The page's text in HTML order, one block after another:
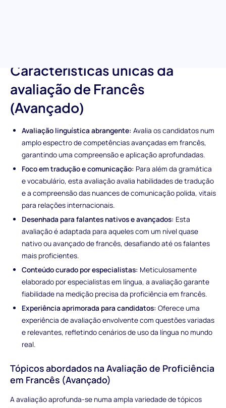
Características únicas da
avaliação de Francês
(Avançado)
Avaliação linguística abrangente: Avalia os candidatos num
amplo espectro de competências avançadas em francês,
garantindo uma compreensão e aplicação aprofundadas.
Foco em tradução e comunicação: Para além da gramática
e vocabulário, esta avaliação avalia habilidades de tradução
e a compreensão das nuances de comunicação polida, vitais
para relações internacionais.
Desenhada para falantes nativos e avançados: Esta
avaliação é adaptada para aqueles com um nível quase
nativo ou avançado de francês, desafiando até os falantes
mais proficientes.
Conteúdo curado por especialistas: Meticulosamente
elaborado por especialistas em língua, a avaliação garante
fiabilidade na medição precisa da proficiência em francês.
Experiência aprimorada para candidatos: Oferece uma
experiência de avaliação envolvente com questões variadas
e relevantes, refletindo cenários de uso da língua no mundo
real.
Tópicos abordados na Avaliação de Proficiência
em Francês (Avançado)
A avaliação aprofunda-se numa ampla variedade de tópicos